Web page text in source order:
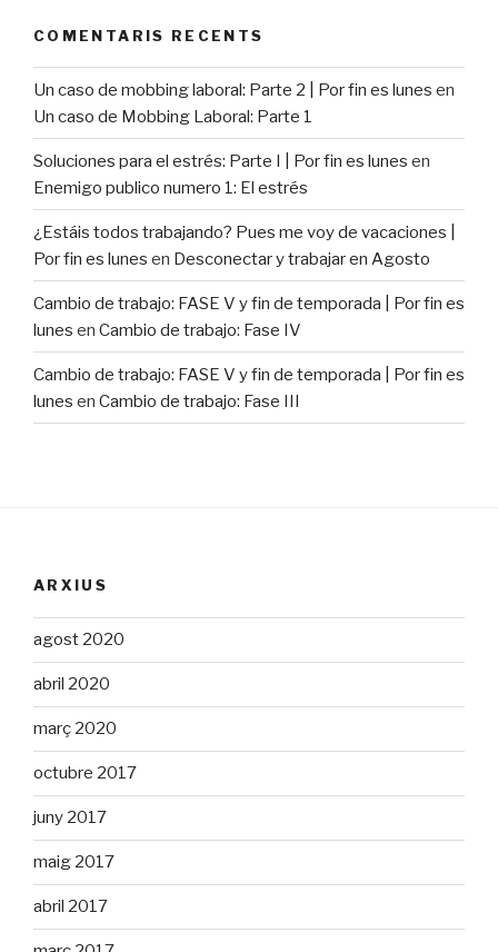
COMENTARIS RECENTS
Un caso de mobbing laboral: Parte 2 | Por fin es lunes en
Un caso de Mobbing Laboral: Parte 1
Soluciones para el estrés: Parte I | Por fin es lunes en
Enemigo publico numero 1: El estrés
¿Estáis todos trabajando? Pues me voy de vacaciones |
Por fin es lunes en Desconectar y trabajar en Agosto
Cambio de trabajo: FASE V y fin de temporada | Por fin es
lunes en Cambio de trabajo: Fase IV
Cambio de trabajo: FASE V y fin de temporada | Por fin es
lunes en Cambio de trabajo: Fase III
ARXIUS
agost 2020
abril 2020
març 2020
octubre 2017
juny 2017
maig 2017
abril 2017